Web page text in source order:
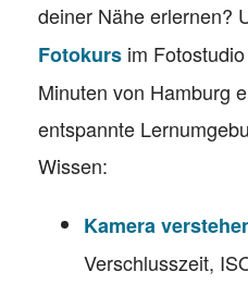
deiner Nähe erlernen?
Fotokurs im
Minuten von Hamburg
entspannte
Wissen:
Kamera
Verschlusszeit,